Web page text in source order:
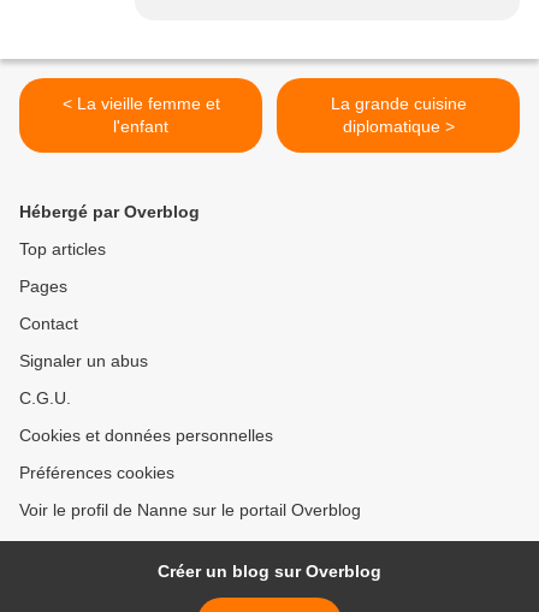
< La vieille femme et
l'enfant
La grande cuisine
diplomatique >
Hébergé par Overblog
Top articles
Pages
Contact
Signaler un abus
C.G.U.
Cookies et données personnelles
Préférences cookies
Voir le profil de Nanne sur le portail Overblog
Créer un blog sur Overblog